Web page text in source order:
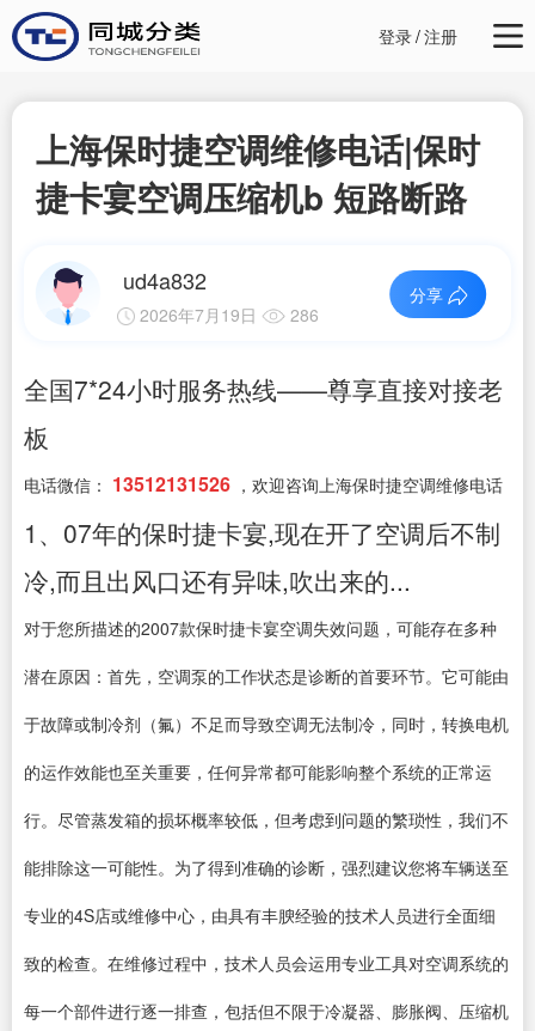
登录/注册
上海保时捷空调维修电话|保时
捷卡宴空调压缩机b 短路断路
ud4a832
2026年7月19日 286
分享
全国7*24小时服务热线——尊享直接对接老
板
电话微信： 13512131526 ，欢迎咨询上海保时捷空调维修电话
1、07年的保时捷卡宴,现在开了空调后不制
冷,而且出风口还有异味,吹出来的...
对于您所描述的2007款保时捷卡宴空调失效问题，可能存在多种
潜在原因：首先，空调泵的工作状态是诊断的首要环节。它可能由
于故障或制冷剂（氟）不足而导致空调无法制冷，同时，转换电机
的运作效能也至关重要，任何异常都可能影响整个系统的正常运
行。尽管蒸发箱的损坏概率较低，但考虑到问题的繁琐性，我们不
能排除这一可能性。为了得到准确的诊断，强烈建议您将车辆送至
专业的4S店或维修中心，由具有丰腴经验的技术人员进行全面细
致的检查。在维修过程中，技术人员会运用专业工具对空调系统的
每一个部件进行逐一排查，包括但不限于冷凝器、膨胀阀、压缩机